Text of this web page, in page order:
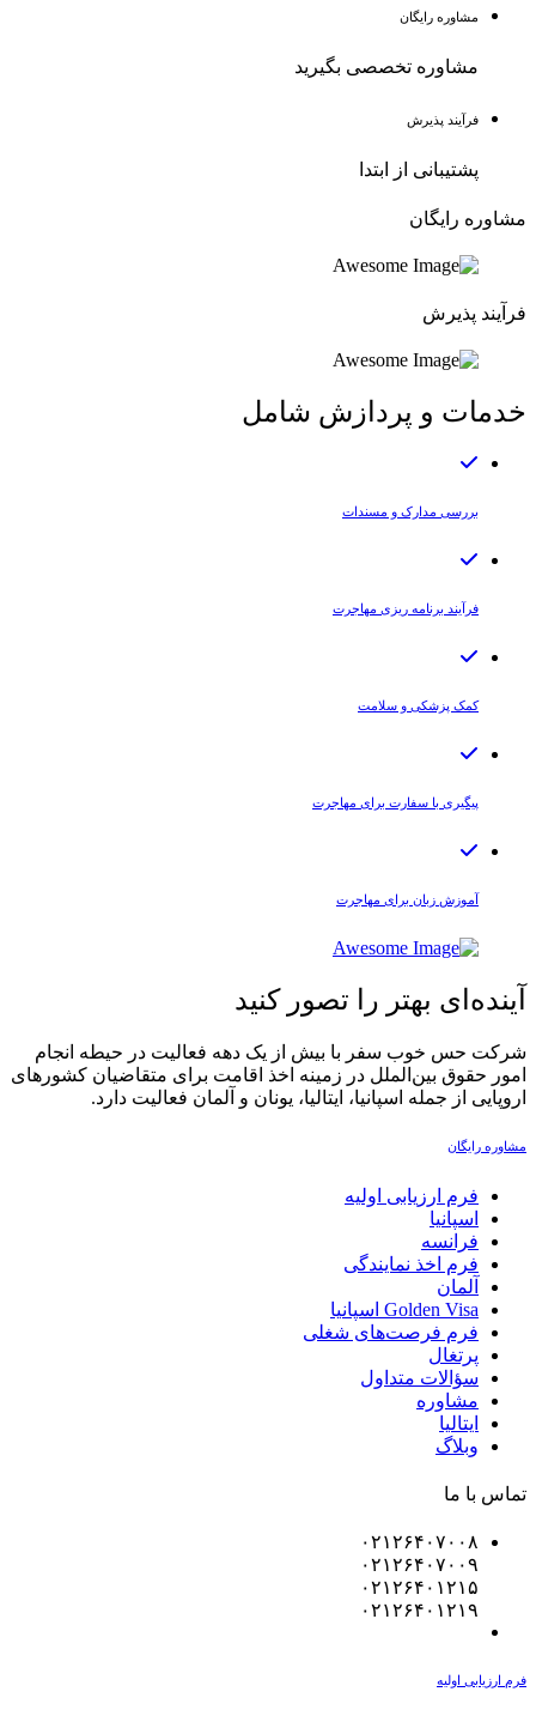
مشاوره رایگان
مشاوره تخصصی بگیرید
فرآیند پذیرش
پشتیبانی از ابتدا
مشاوره رایگان
فرآیند پذیرش
خدمات و پردازش شامل
بررسی مدارک و مسندات
فرآیند برنامه ریزی مهاجرت
کمک پزشکی و سلامت
پیگیری با سفارت برای مهاجرت
آموزش زبان برای مهاجرت
آینده‌ای بهتر را تصور کنید
شرکت حس خوب سفر با بیش از یک دهه فعالیت در حیطه انجام
امور حقوق بین‌الملل در زمینه اخذ اقامت برای متقاضیان کشورهای
اروپایی از جمله اسپانیا، ایتالیا، یونان و آلمان فعالیت دارد.‏
مشاوره رایگان
فرم ارزیابی اولیه
اسپانیا
فرانسه
فرم اخذ نمایندگی
آلمان
Golden Visa اسپانيا
فرم فرصت‌های شغلی
پرتغال
سؤالات متداول
مشاوره
ایتالیا
وبلاگ
تماس با ما
۰۲۱۲۶۴۰۷۰۰۸
۰۲۱۲۶۴۰۷۰۰۹
۰۲۱۲۶۴۰۱۲۱۵
۰۲۱۲۶۴۰۱۲۱۹
فرم ارزیابی اولیه